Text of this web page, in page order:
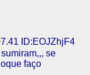
ID:EOJZhjF4
se
faço